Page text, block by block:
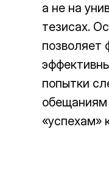
а не на
тезисах.
позволяет
попытки
обещаниям
«успехам»